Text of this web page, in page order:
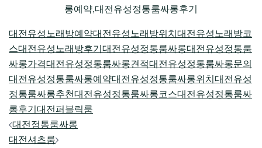
롱예약,대전유성정통룸싸롱후기
대전유성노래방예약대전유성노래방위치 대전유성노래방코
스대전유성노래방후기 대전유성정통룸싸롱대전유성정통룸
싸롱가격대전유성정통룸싸롱견적대전유성정통룸싸롱문의
대전유성정통룸싸롱예약대전유성정통룸싸롱위치 대전유성
정통룸싸롱추천대전유성정통룸싸롱코스대전유성정통룸싸
롱후기 대전퍼블릭룸
Post
navigation
대전정통룸싸롱
대전셔츠룸